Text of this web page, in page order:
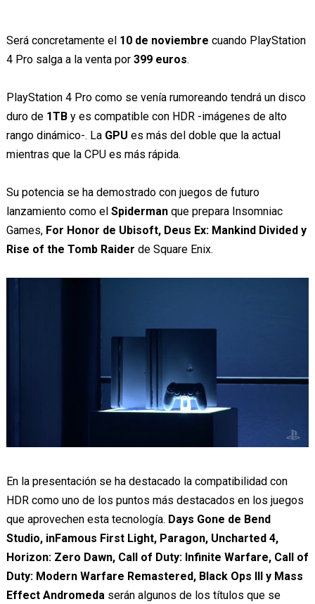
Será concretamente el 10 de noviembre cuando PlayStation
4 Pro salga a la venta por 399 euros.
PlayStation 4 Pro como se venía rumoreando tendrá un disco
duro de 1TBy es compatible con HDR -imágenes de alto
rango dinámico-. La GPU es más del doble que la actual
mientras que la CPU es más rápida.
Su potencia se ha demostrado con juegos de futuro
lanzamiento como el Spidermanque prepara Insomniac
Games, For Honor de Ubisoft, Deus Ex: Mankind Divided y
Rise of the Tomb Raider de Square Enix.
En la presentación se ha destacado la compatibilidad con
HDR como uno de los puntos más destacados en los juegos
que aprovechen esta tecnología. Days Gone de Bend
Studio, inFamous First Light, Paragon, Uncharted 4,
Horizon: Zero Dawn, Call of Duty: Infinite Warfare, Call of
Duty: Modern Warfare Remastered, Black Ops III y Mass
Effect Andromedaserán algunos de los títulos que se